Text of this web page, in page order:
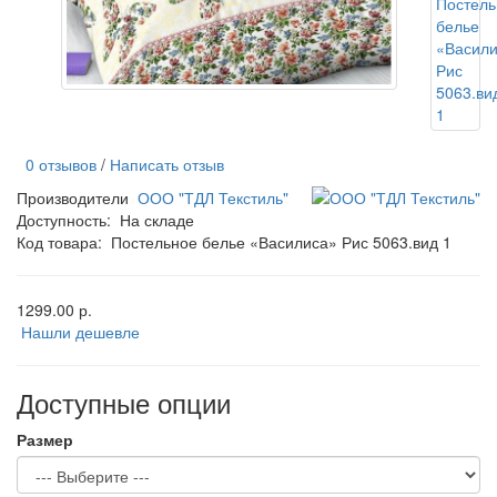
0 отзывов / Написать отзыв
Производители ООО "ТДЛ Текстиль"
Доступность: На складе
Код товара: Постельное белье «Василиса» Рис 5063.вид 1
1299.00 р.
Нашли дешевле
Доступные опции
Размер